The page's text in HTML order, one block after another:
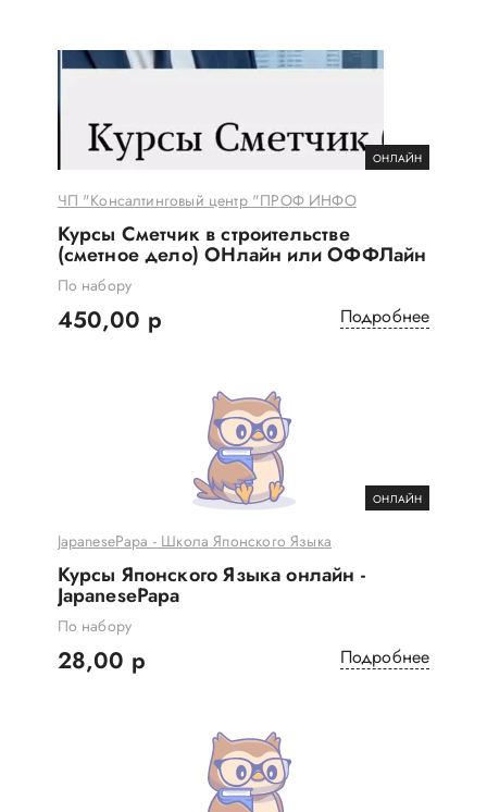
ОНЛАЙН
ЧП "Консалтинговый центр "ПРОФ ИНФО
Курсы Сметчик в строительстве
(сметное дело) ОНлайн или ОФФЛайн
По набору
450,00 р Подробнее
ОНЛАЙН
JapanesePapa - Школа Японского Языка
Курсы Японского Языка онлайн -
JapanesePapa
По набору
28,00 р Подробнее